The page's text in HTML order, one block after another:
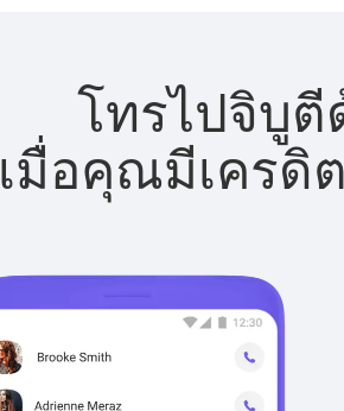
โทรไปจิบูตี
เมื่อคุณมีเครดิ